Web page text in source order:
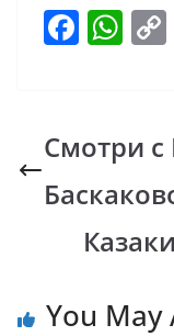
F
b
o
o
k
W
s
A
p
p
Смотри
You May